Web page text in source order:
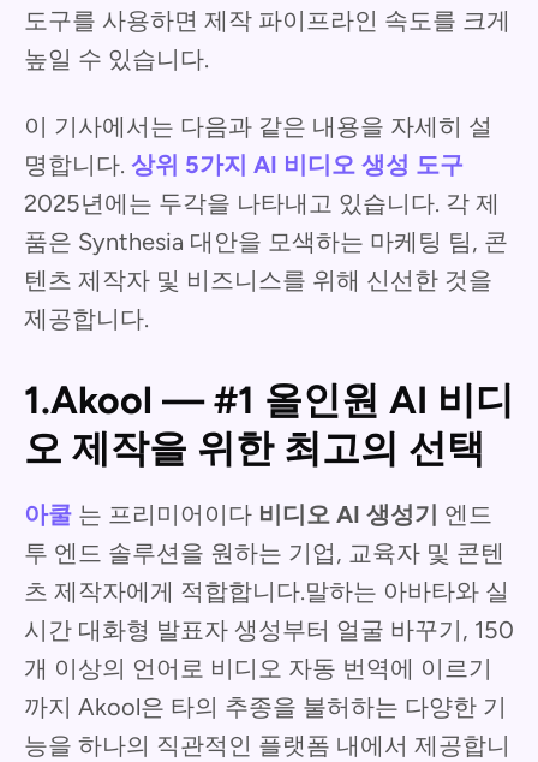
도구를 사용하면 제작 파이프라인 속도를 크게
높일 수 있습니다.
이 기사에서는 다음과 같은 내용을 자세히 설
명합니다. 상위 5가지 AI 비디오 생성 도구
2025년에는 두각을 나타내고 있습니다. 각 제
품은 Synthesia 대안을 모색하는 마케팅 팀, 콘
텐츠 제작자 및 비즈니스를 위해 신선한 것을
제공합니다.
1.Akool — #1 올인원 AI 비디
오 제작을 위한 최고의 선택
아쿨 는 프리미어이다 비디오 AI 생성기 엔드
투 엔드 솔루션을 원하는 기업, 교육자 및 콘텐
츠 제작자에게 적합합니다.말하는 아바타와 실
시간 대화형 발표자 생성부터 얼굴 바꾸기, 150
개 이상의 언어로 비디오 자동 번역에 이르기
까지 Akool은 타의 추종을 불허하는 다양한 기
능을 하나의 직관적인 플랫폼 내에서 제공합니